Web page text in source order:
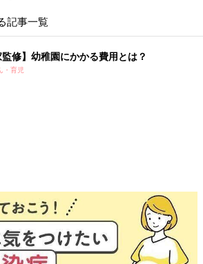
記事一覧
監修】幼稚園にかかる費用とは？
・育児